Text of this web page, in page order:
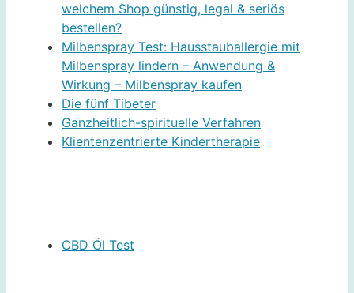
welchem Shop günstig, legal & seriös
bestellen?
Milbenspray Test: Hausstauballergie mit
Milbenspray lindern – Anwendung &
Wirkung – Milbenspray kaufen
Die fünf Tibeter
Ganzheitlich-spirituelle Verfahren
Klientenzentrierte Kindertherapie
CBD Öl Test